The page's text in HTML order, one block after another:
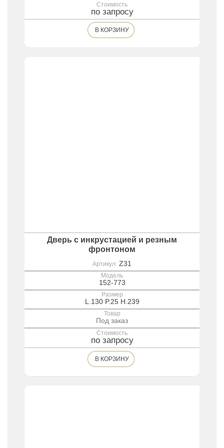
Стоимость
по запросу
В КОРЗИНУ
Дверь с инкрустацией и резным
фронтоном
Артикул: Z31
Модель
152-773
Размер
L.130 P.25 H.239
Товар
Под заказ
Стоимость
по запросу
В КОРЗИНУ